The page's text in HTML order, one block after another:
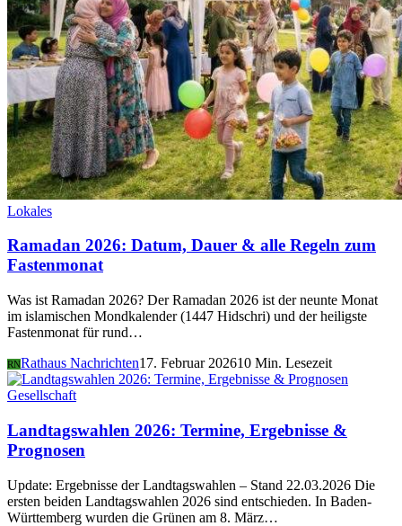
Lokales
Ramadan 2026: Datum, Dauer & alle Regeln zum
Fastenmonat
Was ist Ramadan 2026? Der Ramadan 2026 ist der neunte Monat
im islamischen Mondkalender (1447 Hidschri) und der heiligste
Fastenmonat für rund…
RNRathaus Nachrichten17. Februar 202610 Min. Lesezeit
Gesellschaft
Landtagswahlen 2026: Termine, Ergebnisse &
Prognosen
Update: Ergebnisse der Landtagswahlen – Stand 22.03.2026 Die
ersten beiden Landtagswahlen 2026 sind entschieden. In Baden-
Württemberg wurden die Grünen am 8. März…